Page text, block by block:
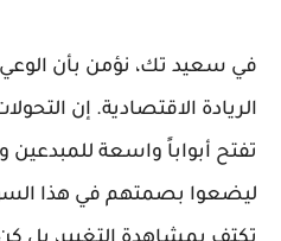
في سعيد تك، نؤمن بأن
الريادة الاقتصادية. إن
تفتح أبواباً واسعة
ليضعوا بصمتهم في هذا